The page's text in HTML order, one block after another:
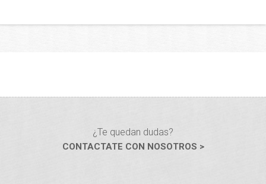
¿Te quedan dudas?
CONTACTATE CON NOSOTROS >